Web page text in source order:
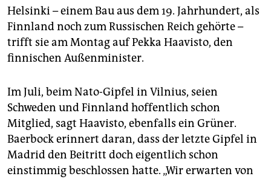
Helsinki – einem Bau aus dem 19. Jahrhundert, als
Finnland noch zum Russischen Reich gehörte –
trifft sie am Montag auf Pekka Haavisto, den
finnischen Außenminister.
Im Juli, beim Nato-Gipfel in Vilnius, seien
Schweden und Finnland hoffentlich schon
Mitglied, sagt Haavisto, ebenfalls ein Grüner.
Baerbock erinnert daran, dass der letzte Gipfel in
Madrid den Beitritt doch eigentlich schon
einstimmig beschlossen hatte. „Wir erwarten von